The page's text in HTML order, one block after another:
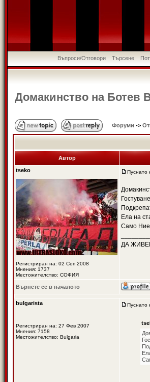
Въпроси/Отговори Търсене
Домакинство на Ботев
Форуми ->
Автор
tseko
Регистриран на: 02 Сеп 2008
Мнения: 1737
Местожителство: СОФИЯ
Пуснато
Ела на
Само
ДА
Върнете се в началото
bulgarista
Регистриран на: 27 Фев 2007
Мнения: 7158
Местожителство: Bulgaria
Пуснато